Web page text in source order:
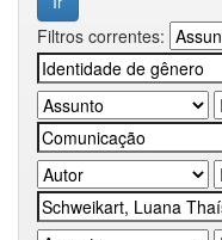
Filtros correntes: